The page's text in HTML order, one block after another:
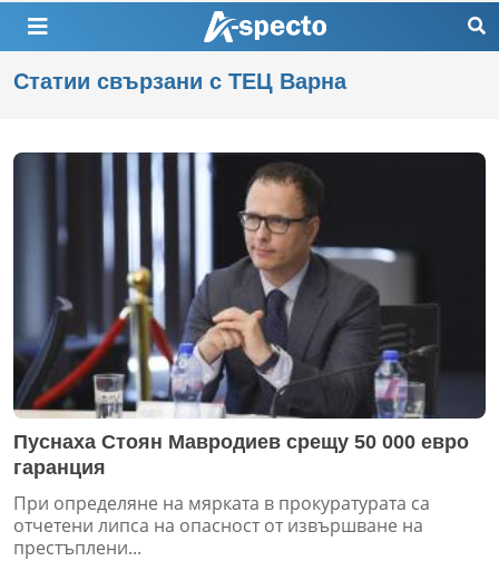
Статии свързани с ТЕЦ Варна
Пуснаха Стоян Мавродиев срещу 50 000 евро
гаранция
При определяне на мярката в прокуратурата са
отчетени липса на опасност от извършване на
престъплени...